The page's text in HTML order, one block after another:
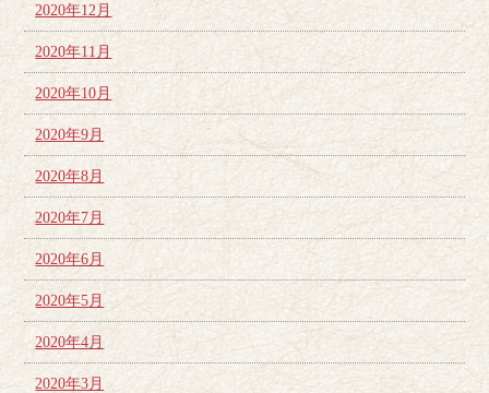
2020年12月
2020年11月
2020年10月
2020年9月
2020年8月
2020年7月
2020年6月
2020年5月
2020年4月
2020年3月